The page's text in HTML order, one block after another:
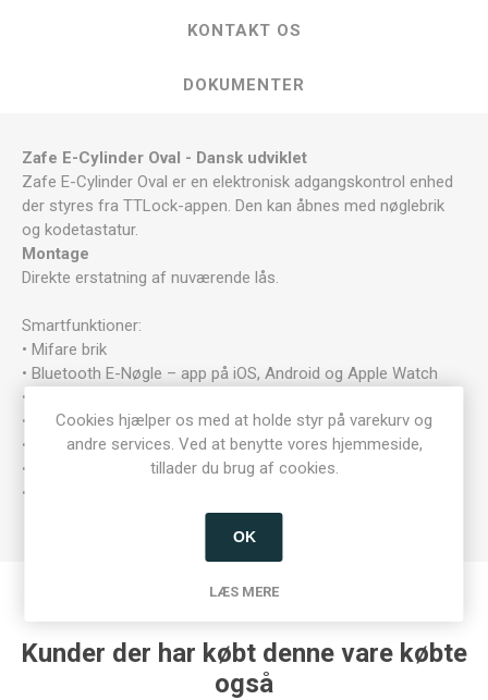
KONTAKT OS
DOKUMENTER
Zafe E-Cylinder Oval - Dansk udviklet
Zafe E-Cylinder Oval er en elektronisk adgangskontrol enhed
der styres fra TTLock-appen. Den kan åbnes med nøglebrik
og kodetastatur.
Montage
Direkte erstatning af nuværende lås.
Smartfunktioner:
• Mifare brik
• Bluetooth E-Nøgle – app på iOS, Android og Apple Watch
• Tidsbestemte brikker
• Tidsskema (f.eks. åbningstid)
• Adgangslog
• *Onlineadgang via WiFi, LAN eller 4G (kun med gateway)
• IP67
Kunder der har købt denne vare købte
også
Cookies hjælper os med at holde styr på varekurv og
andre services. Ved at benytte vores hjemmeside,
tillader du brug af cookies.
OK
LÆS MERE